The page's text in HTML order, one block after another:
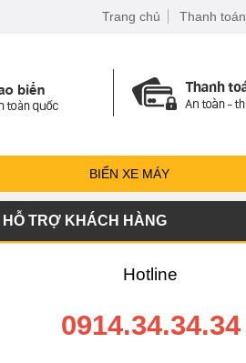
Trang chủ Thanh toán
BIỂN XE MÁY
HỖ TRỢ KHÁCH HÀNG
Hotline
0914.34.34.34